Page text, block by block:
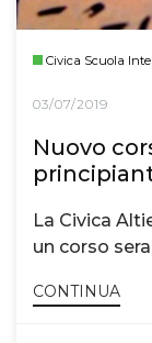
Civica Scuola
03/07/2019
Nuovo
La Civica
un corso
CONTINUA